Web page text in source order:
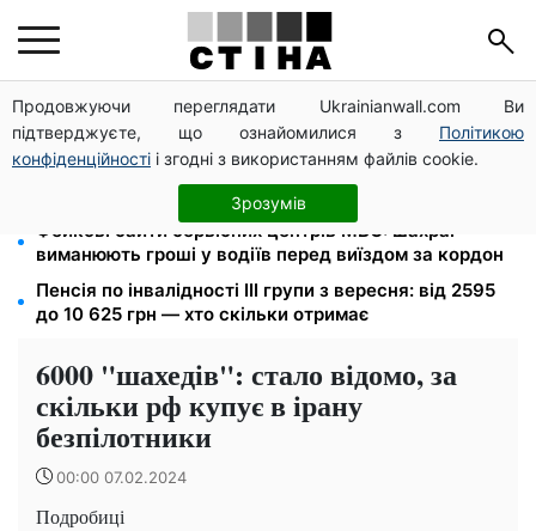
Продовжуючи переглядати Ukrainianwall.com Ви
підтверджуєте, що ознайомилися з Політикою
конфіденційності і згодні з використанням файлів cookie.
Зрозумів
Тариф 2,64 грн за кіловат з 1 жовтня: власники
електроопалення платитимуть на 39% менше
4 склади Fozzy Group знищила рф: Сільпо
попередило про затримки — полиці порожніють
Фейкові сайти сервісних центрів МВС: шахраї
виманюють гроші у водіїв перед виїздом за кордон
Пенсія по інвалідності III групи з вересня: від 2595
до 10 625 грн — хто скільки отримає
6000 "шахедів": стало відомо, за
скільки рф купує в ірану
безпілотники
00:00 07.02.2024
Подробиці